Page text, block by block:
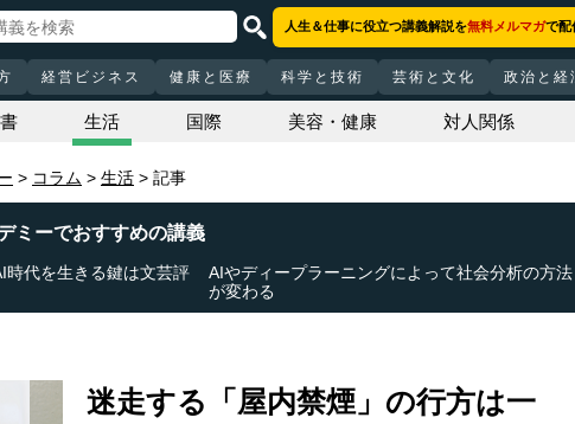
人生＆仕事に役立つ講義解説を無料メルマガで配
経営ビジネス 健康と医療 科学と技術 芸術と文化 政治と経
生活 国際 美容・健康 対人関係
コラム 生活 記事
ミーでおすすめの講義
代を生きる鍵は文芸評
AIやディープラーニングによって社会分析の方法
が変わる
迷走する「屋内禁煙」の行方は一